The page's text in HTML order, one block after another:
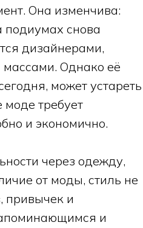
Она изменчива:
подиумах снова
дизайнерами,
Однако её
может устареть
моде требует
и экономично.
через одежду,
от моды, стиль не
привычек и
и